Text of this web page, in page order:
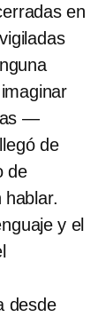
en
—
de
de
hablar.
y el
desde